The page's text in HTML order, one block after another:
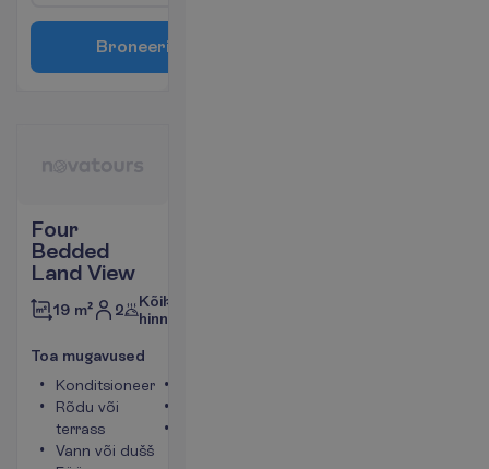
Broneeri
Four
Bedded
Land View
19 m² 2
Kõik
hinnas
Toa mugavused
Konditsioneer
Rõdu või
terrass
Vann või dušš